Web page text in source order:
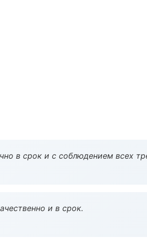
в срок и с соблюдением всех
и в срок.